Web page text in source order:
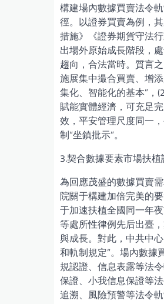
構建場內數據買賣法令
徑。以證券買賣為例，
措施》《證券期貨守法
出場外原始成長階段，
趨向，合法當時。質言
施展集中撮合買賣、增
集化、智能化的基本”，
賦能實體經濟，可充足
效，平安管理尺度同一
制“坐鎮批示”。
3.契合數據要素市場扶植
為回應茂盛的數據買賣
院關于構建加倍完美的
于加速扶植全國同一年
等處所性律例先后出臺
與成長。對此，中共中
和軌制規定”。場內數據
規認證、信息表露等法
保證、小我信息保證等
追溯、風險預警等法令